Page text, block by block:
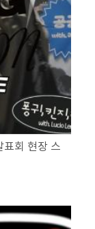
표회 현장 스